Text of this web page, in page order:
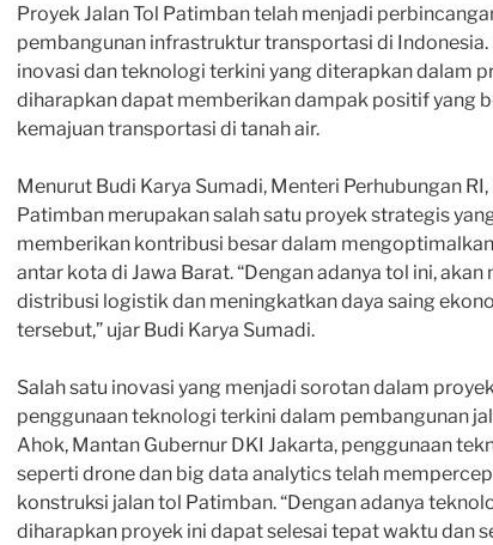
Proyek Jalan Tol Patimban telah menjadi
pembangunan infrastruktur transportasi di Indonesia.
inovasi dan teknologi terkini yang diterapkan dalam
diharapkan dapat memberikan dampak positif yang
kemajuan transportasi di tanah air.
Menurut Budi Karya Sumadi, Menteri Perhubungan RI,
Patimban merupakan salah satu proyek strategis
memberikan kontribusi besar dalam
antar kota di Jawa Barat. “Dengan adanya tol ini,
distribusi logistik dan meningkatkan daya saing
tersebut,” ujar Budi Karya Sumadi.
Salah satu inovasi yang menjadi sorotan dalam
penggunaan teknologi terkini dalam pembangunan
Ahok, Mantan Gubernur DKI Jakarta, penggunaan
seperti drone dan big data analytics telah
konstruksi jalan tol Patimban. “Dengan adanya
diharapkan proyek ini dapat selesai tepat waktu dan